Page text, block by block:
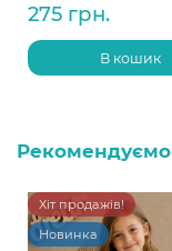
275 грн.
В кошик
Рекомендуємо
Хіт продажів!
Новинка